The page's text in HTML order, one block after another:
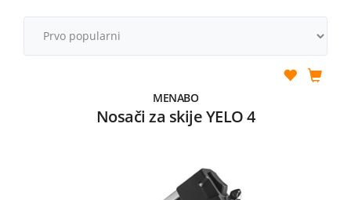
Podrška
MENABO
Nosači za skije YELO 4